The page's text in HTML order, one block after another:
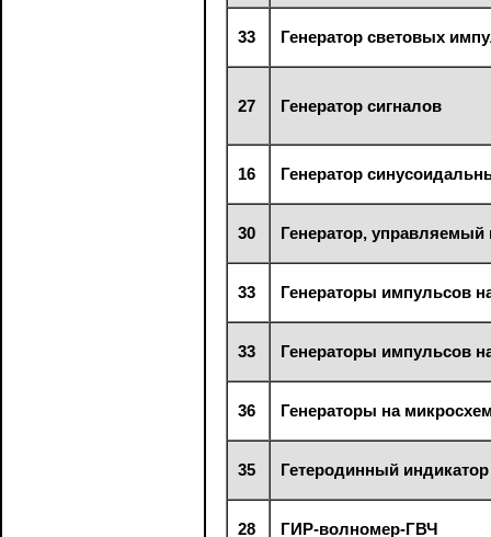
33 Генератор световых
27 Генератор сигналов
16 Генератор
30 Генератор,
33 Генераторы импульсов
33 Генераторы импульсов
36 Генераторы на
35 Гетеродинный индикатор
28 ГИР-волномер-ГВЧ